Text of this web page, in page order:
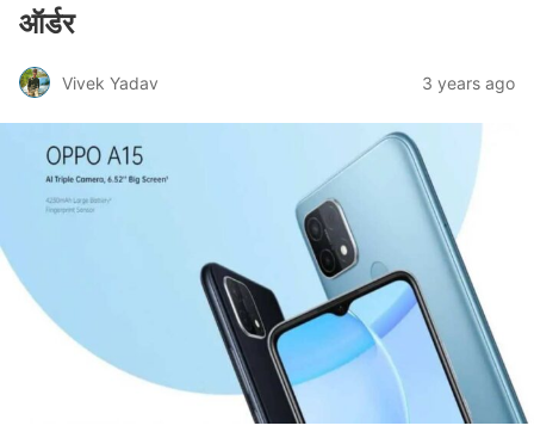
ऑर्डर
Vivek Yadav 3 years ago